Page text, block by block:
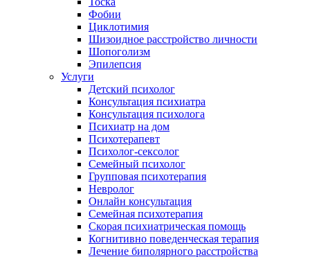
Фобии
Циклотимия
Шизоидное расстройство личности
Шопоголизм
Эпилепсия
Услуги
Детский психолог
Консультация психиатра
Консультация психолога
Психиатр на дом
Психотерапевт
Психолог-сексолог
Семейный психолог
Групповая психотерапия
Невролог
Онлайн консультация
Семейная психотерапия
Скорая психиатрическая помощь
Когнитивно поведенческая терапия
Лечение биполярного расстройства